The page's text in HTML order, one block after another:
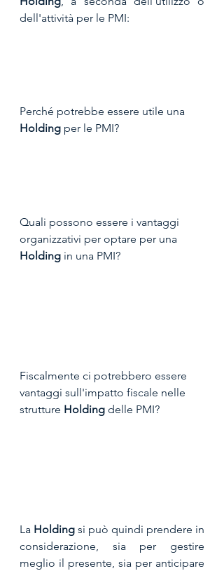
dell'attività per le PMI:
Perché potrebbe essere utile una
Holding per le PMI?
Quali possono essere i vantaggi
organizzativi per optare per una
Holding in una PMI?
Fiscalmente ci potrebbero essere
vantaggi sull'impatto fiscale nelle
strutture Holding delle PMI?
La Holding si può quindi prendere in
considerazione, sia per gestire
meglio il presente, sia per anticipare